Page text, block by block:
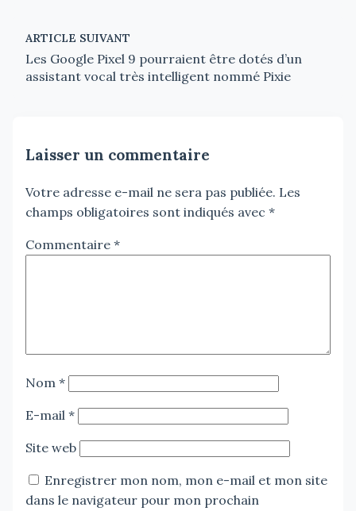
ARTICLE SUIVANT
Les Google Pixel 9 pourraient être dotés d’un
assistant vocal très intelligent nommé Pixie
Laisser un commentaire
Votre adresse e-mail ne sera pas publiée. Les
champs obligatoires sont indiqués avec *
Commentaire *
Nom *
E-mail *
Site web
Enregistrer mon nom, mon e-mail et mon site
dans le navigateur pour mon prochain